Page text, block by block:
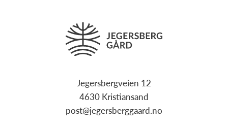
Jegersbergveien 12
4630 Kristiansand
post@jegersberggaard.no